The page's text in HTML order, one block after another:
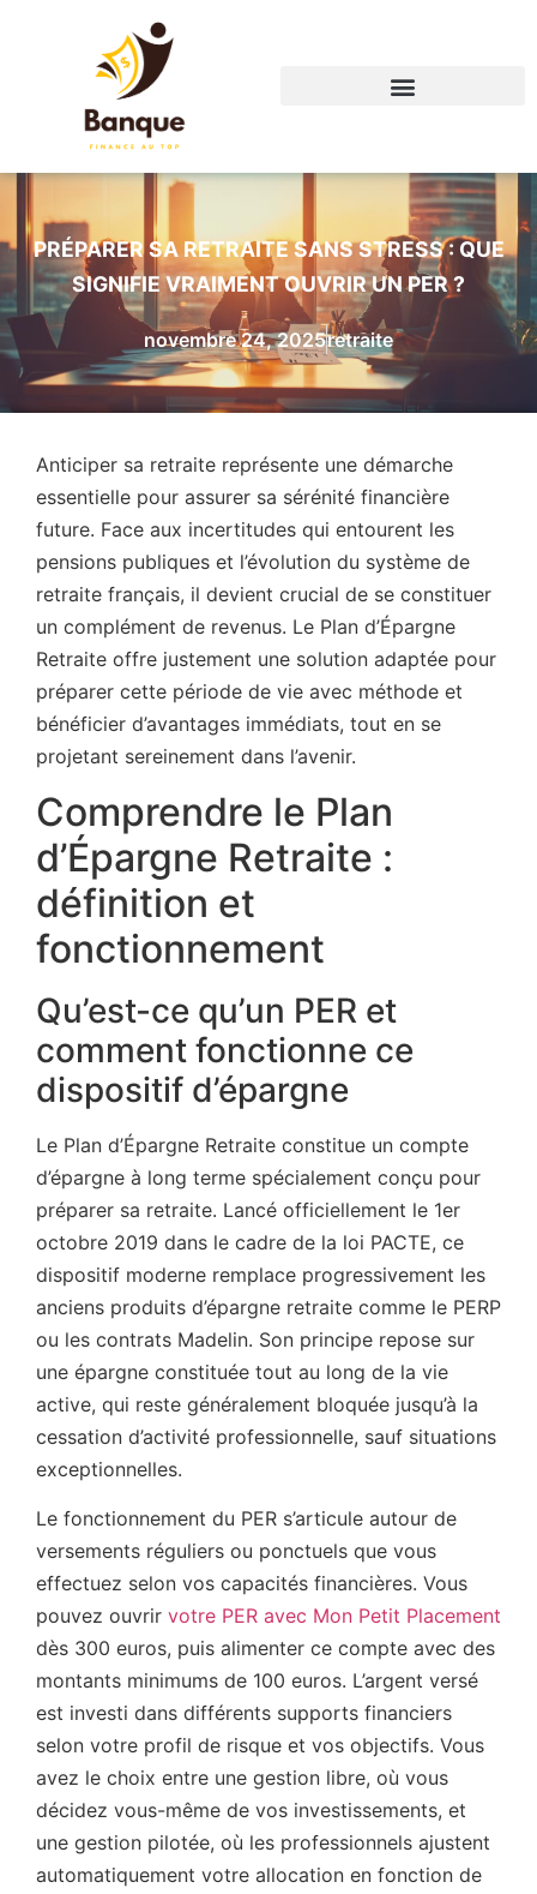
PRÉPARER SA RETRAITE SANS STRESS : QUE
SIGNIFIE VRAIMENT OUVRIR UN PER ?
novembre 24, 2025retraite
Anticiper sa retraite représente une démarche
essentielle pour assurer sa sérénité financière
future. Face aux incertitudes qui entourent les
pensions publiques et l’évolution du système de
retraite français, il devient crucial de se constituer
un complément de revenus. Le Plan d’Épargne
Retraite offre justement une solution adaptée pour
préparer cette période de vie avec méthode et
bénéficier d’avantages immédiats, tout en se
projetant sereinement dans l’avenir.
Comprendre le Plan
d’Épargne Retraite :
définition et
fonctionnement
Qu’est-ce qu’un PER et
comment fonctionne ce
dispositif d’épargne
Le Plan d’Épargne Retraite constitue un compte
d’épargne à long terme spécialement conçu pour
préparer sa retraite. Lancé officiellement le 1er
octobre 2019 dans le cadre de la loi PACTE, ce
dispositif moderne remplace progressivement les
anciens produits d’épargne retraite comme le PERP
ou les contrats Madelin. Son principe repose sur
une épargne constituée tout au long de la vie
active, qui reste généralement bloquée jusqu’à la
cessation d’activité professionnelle, sauf situations
exceptionnelles.
Le fonctionnement du PER s’articule autour de
versements réguliers ou ponctuels que vous
effectuez selon vos capacités financières. Vous
pouvez ouvrir votre PER avec Mon Petit Placement
dès 300 euros, puis alimenter ce compte avec des
montants minimums de 100 euros. L’argent versé
est investi dans différents supports financiers
selon votre profil de risque et vos objectifs. Vous
avez le choix entre une gestion libre, où vous
décidez vous-même de vos investissements, et
une gestion pilotée, où les professionnels ajustent
automatiquement votre allocation en fonction de